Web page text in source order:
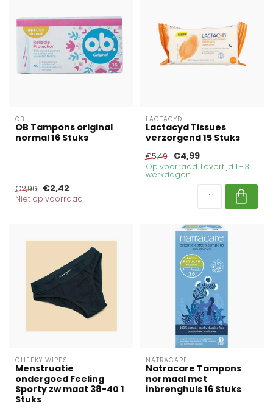
OB
OB Tampons original
normal 16 Stuks
€2,96 €2,42
Niet op voorraad
LACTACYD
Lactacyd Tissues
verzorgend 15 Stuks
€5,49 €4,99
Op voorraad. Levertijd 1 - 3
werkdagen
CHEEKY WIPES
Menstruatie
ondergoed Feeling
Sporty zw maat 38-40 1
Stuks
NATRACARE
Natracare Tampons
normaal met
inbrenghuls 16 Stuks